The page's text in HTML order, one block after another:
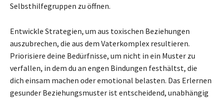
Selbsthilfegruppen zu öffnen.
Entwickle Strategien, um aus toxischen Beziehungen
auszubrechen, die aus dem Vaterkomplex resultieren.
Priorisiere deine Bedürfnisse, um nicht in ein Muster zu
verfallen, in dem du an engen Bindungen festhältst, die
dich einsam machen oder emotional belasten. Das Erlernen
gesunder Beziehungsmuster ist entscheidend, unabhängig